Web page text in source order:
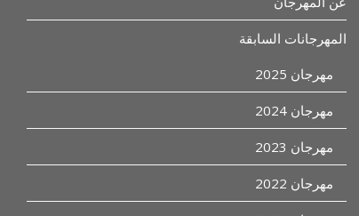
المهرجانات السابقة
مهرجان 2025
مهرجان 2024
مهرجان 2023
مهرجان 2022